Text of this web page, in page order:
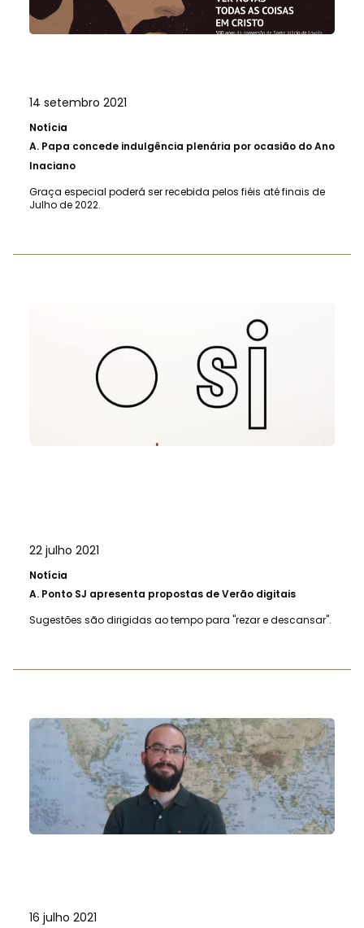
14 setembro 2021
Notícia
A. Papa concede indulgência plenária por ocasião do Ano
Inaciano
Graça especial poderá ser recebida pelos fiéis até finais de
Julho de 2022.
22 julho 2021
Notícia
A. Ponto SJ apresenta propostas de Verão digitais
Sugestões são dirigidas ao tempo para "rezar e descansar".
16 julho 2021